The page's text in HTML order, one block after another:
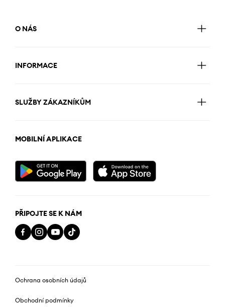
O NÁS
INFORMACE
SLUŽBY ZÁKAZNÍKŮM
MOBILNÍ APLIKACE
PŘIPOJTE SE K NÁM
Ochrana osobních údajů
Obchodní podmínky